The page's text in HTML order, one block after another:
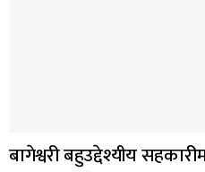
बागेश्वरी बहुउद्देश्यीय